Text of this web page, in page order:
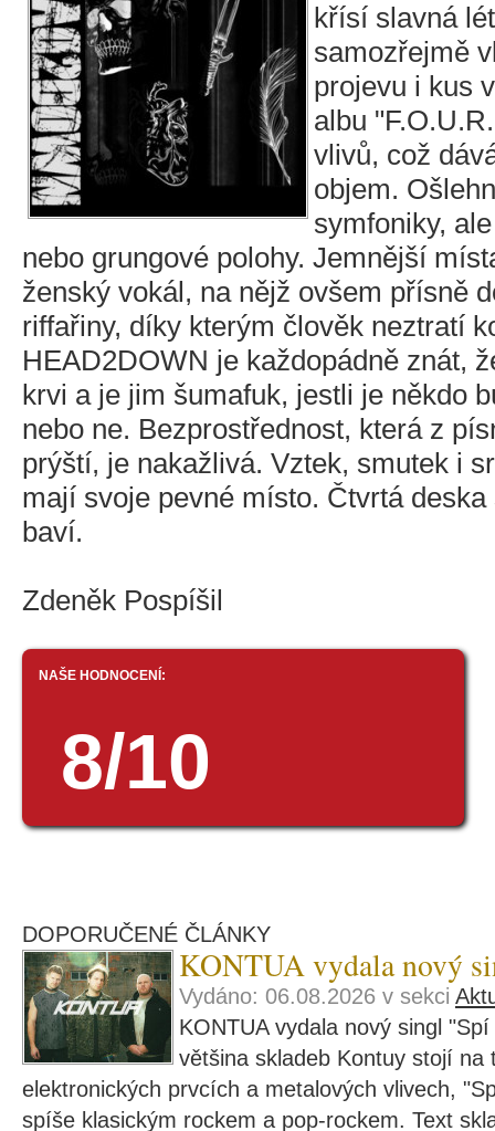
křísí slavná
samozřejmě
projevu i kus
albu
vlivů, což
objem.
symfoniky,
nebo grungové polohy. Jemnější
ženský vokál, na nějž ovšem přísně
riffařiny, díky kterým člověk neztratí
HEAD2DOWN je každopádně znát,
krvi a je jim šumafuk, jestli je někdo
nebo ne. Bezprostřednost, která z
prýští, je nakažlivá. Vztek, smutek i
mají svoje pevné místo. Čtvrtá
baví.
Zdeněk Pospíšil
NAŠE HODNOCENÍ:
8/10
DOPORUČENÉ ČLÁNKY
KONTUA vydala nový
Vydáno: 06.08.2026 v sekci
KONTUA vydala nový singl
většina skladeb Kontuy stojí na
elektronických prvcích a metalových vlivech,
spíše klasickým rockem a pop-rockem. Text